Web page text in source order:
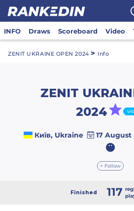
INFO Draws Scoreboard Video
ZENIT UKRAINE OPEN 2024 > Info
ZENIT
2024
Київ, Ukraine 17 August
+ Follow
Finished 117